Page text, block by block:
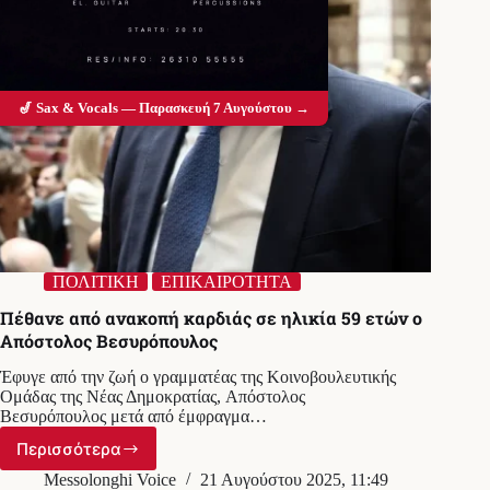
ΠΟΛΙΤΙΚΗ ΕΠΙΚΑΙΡΟΤΗΤΑ
Πέθανε από ανακοπή καρδιάς σε ηλικία 59 ετών ο
Απόστολος Βεσυρόπουλος
Έφυγε από την ζωή ο γραμματέας της Κοινοβουλευτικής
Ομάδας της Νέας Δημοκρατίας, Απόστολος
Βεσυρόπουλος μετά από έμφραγμα…
Περισσότερα
Πέθανε
από
Messolonghi Voice 21 Αυγούστου 2025, 11:49
🎷 Sax & Vocals — Παρασκευή 7 Αυγούστου →